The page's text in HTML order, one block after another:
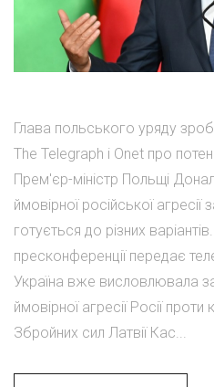
Глава польського уряду
The Telegraph і Onet про
Прем'єр-міністр Польщі
ймовірної російської
готується до різних
пресконференції передає
Україна вже висловлювала
ймовірної агресії Росії
Збройних сил Латвії Кас...